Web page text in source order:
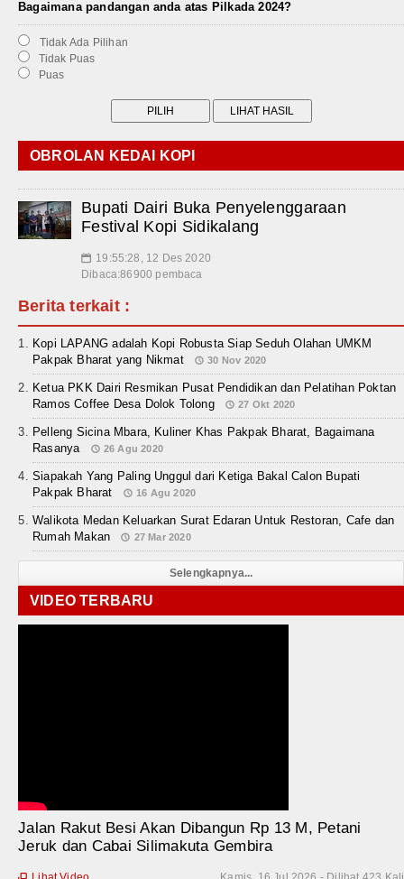
Bagaimana pandangan anda atas Pilkada 2024?
Tidak Ada Pilihan
Tidak Puas
Puas
OBROLAN KEDAI KOPI
Bupati Dairi Buka Penyelenggaraan
Festival Kopi Sidikalang
📅 19:55:28, 12 Des 2020
Dibaca:86900 pembaca
Berita terkait :
Kopi LAPANG adalah Kopi Robusta Siap Seduh Olahan UMKM
Pakpak Bharat yang Nikmat
30 Nov 2020
Ketua PKK Dairi Resmikan Pusat Pendidikan dan Pelatihan Poktan
Ramos Coffee Desa Dolok Tolong
27 Okt 2020
Pelleng Sicina Mbara, Kuliner Khas Pakpak Bharat, Bagaimana
Rasanya
26 Agu 2020
Siapakah Yang Paling Unggul dari Ketiga Bakal Calon Bupati
Pakpak Bharat
16 Agu 2020
Walikota Medan Keluarkan Surat Edaran Untuk Restoran, Cafe dan
Rumah Makan
27 Mar 2020
Selengkapnya...
VIDEO TERBARU
Jalan Rakut Besi Akan Dibangun Rp 13 M, Petani
Jeruk dan Cabai Silimakuta Gembira